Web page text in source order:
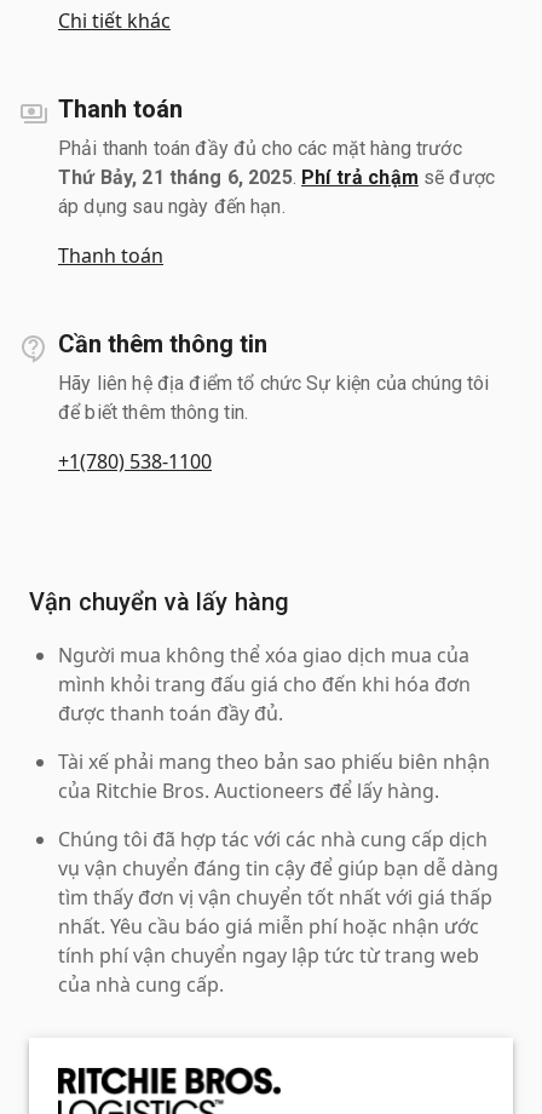
Chi tiết khác
Thanh toán
Phải thanh toán đầy đủ cho các mặt hàng trước
Thứ Bảy, 21 tháng 6, 2025. Phí trả chậm sẽ được
áp dụng sau ngày đến hạn.
Thanh toán
Cần thêm thông tin
Hãy liên hệ địa điểm tổ chức Sự kiện của chúng tôi
để biết thêm thông tin.
+1(780) 538-1100
Vận chuyển và lấy hàng
Người mua không thể xóa giao dịch mua của
mình khỏi trang đấu giá cho đến khi hóa đơn
được thanh toán đầy đủ.
Tài xế phải mang theo bản sao phiếu biên nhận
của Ritchie Bros. Auctioneers để lấy hàng.
Chúng tôi đã hợp tác với các nhà cung cấp dịch
vụ vận chuyển đáng tin cậy để giúp bạn dễ dàng
tìm thấy đơn vị vận chuyển tốt nhất với giá thấp
nhất. Yêu cầu báo giá miễn phí hoặc nhận ước
tính phí vận chuyển ngay lập tức từ trang web
của nhà cung cấp.